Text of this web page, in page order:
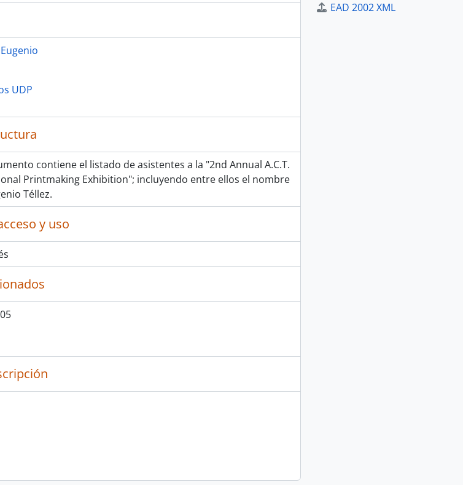
UDP
contiene el listado de asistentes a la "2nd Annual A.C.T.
Printmaking Exhibition"; incluyendo entre ellos el nombre
Téllez.
y uso
EAD 2002 XML